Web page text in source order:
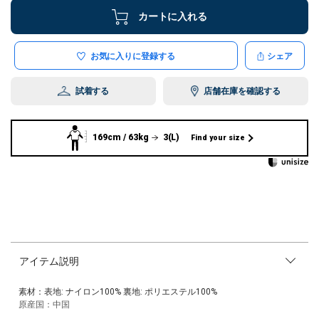
カートに入れる
お気に入りに登録する シェア
試着する 店舗在庫を確認する
169cm / 63kg 3(L) Find your size
アイテム説明
素材：表地: ナイロン100% 裏地: ポリエステル100%
原産国：中国